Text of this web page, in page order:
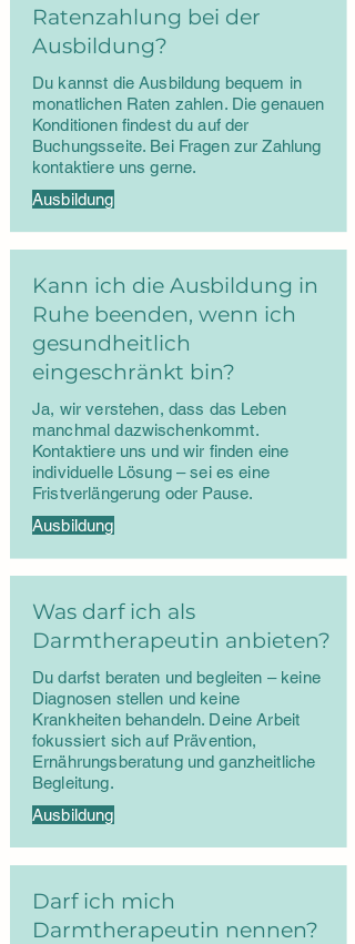
Ratenzahlung bei der
Ausbildung?
Du kannst die Ausbildung bequem in
monatlichen Raten zahlen. Die genauen
Konditionen findest du auf der
Buchungsseite. Bei Fragen zur Zahlung
kontaktiere uns gerne.
Ausbildung
Kann ich die Ausbildung in
Ruhe beenden, wenn ich
gesundheitlich
eingeschränkt bin?
Ja, wir verstehen, dass das Leben
manchmal dazwischenkommt.
Kontaktiere uns und wir finden eine
individuelle Lösung – sei es eine
Fristverlängerung oder Pause.
Ausbildung
Was darf ich als
Darmtherapeutin anbieten?
Du darfst beraten und begleiten – keine
Diagnosen stellen und keine
Krankheiten behandeln. Deine Arbeit
fokussiert sich auf Prävention,
Ernährungsberatung und ganzheitliche
Begleitung.
Ausbildung
Darf ich mich
Darmtherapeutin nennen?